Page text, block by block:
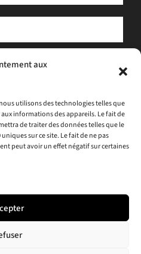
aux
utilisons des technologies telles que
informations des appareils. Le fait de
de traiter des données telles que le
sur ce site. Le fait de ne pas
peut avoir un effet négatif sur certaines
utilisée pour vous envoyer
sur les activités d'ATLAS.